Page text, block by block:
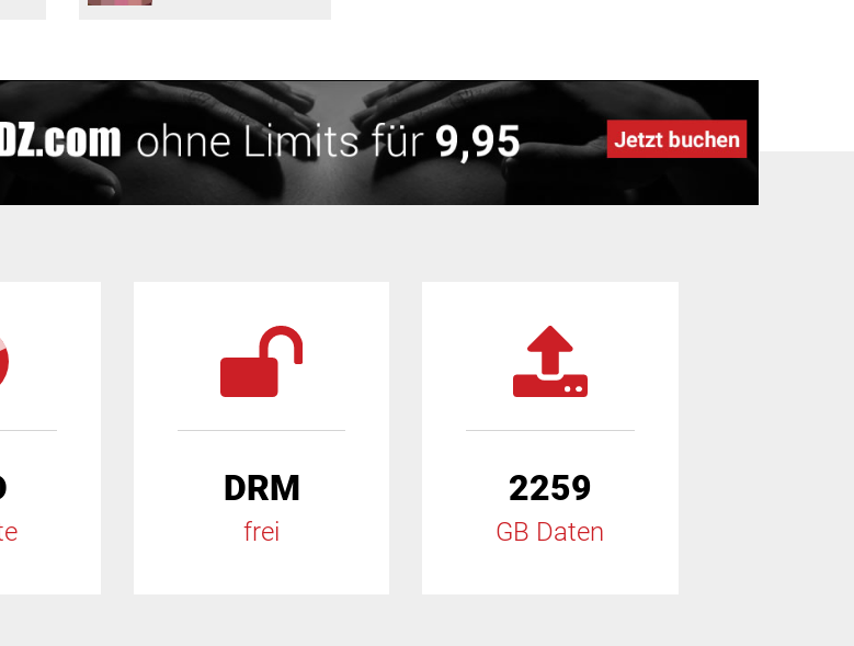
DRM
frei
2259
GB Daten